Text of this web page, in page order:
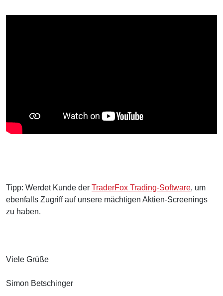
Tipp: Werdet Kunde der TraderFox Trading-Software, um
ebenfalls Zugriff auf unsere mächtigen Aktien-Screenings
zu haben.
Viele Grüße
Simon Betschinger